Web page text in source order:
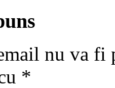
nu va fi
*